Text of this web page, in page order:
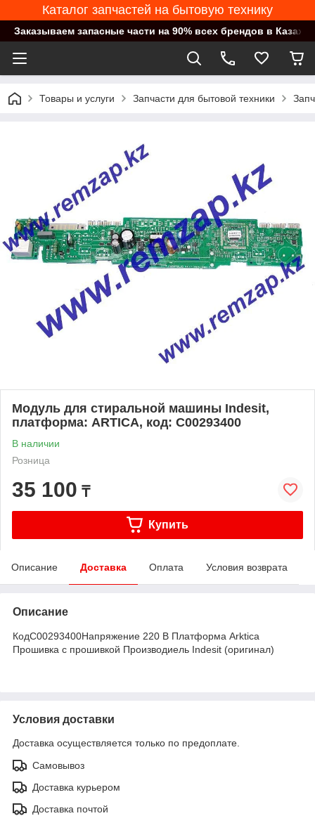
Каталог запчастей на бытовую технику
Заказываем запасные части на 90% всех брендов в
Товары и услуги Запчасти для бытовой техники
Модуль для стиральной машины Indesit,
платформа: ARTICA, код: C00293400
В наличии
Розница
35 100 ₸
Купить
Описание Доставка Оплата Условия возврата
Описание
КодC00293400Напряжение 220 В Платформа Arktica
Прошивка с прошивкой Производиель Indesit (оригинал)
Условия доставки
Доставка осуществляется только по предоплате.
Самовывоз
Доставка курьером
Доставка почтой